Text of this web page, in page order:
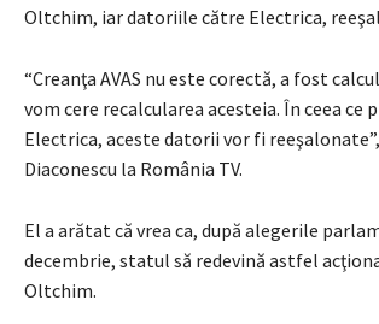
Oltchim, iar datoriile către Electrica,
“Creanţa AVAS nu este corectă, a fost
vom cere recalcularea acesteia. În ceea ce
Electrica, aceste datorii vor fi
Diaconescu la România TV.
El a arătat că vrea ca, după alegerile
decembrie, statul să redevină astfel
Oltchim.